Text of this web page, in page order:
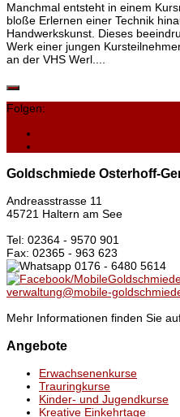
Manchmal entsteht in einem
bloße Erlernen einer Technik
Handwerkskunst. Dieses
Werk einer jungen
an der VHS Werl....
Folgen:
Goldschmiede Osterhoff-
Andreasstrasse 11
45721 Haltern am See
Tel: 02364 - 9570 901
Fax: 02365 - 963 623
0176 - 6480 5614
/
verwaltung@mobile-
Mehr Informationen finden Sie
Angebote
Erwachsenenkurse
Trauringkurse
Kinder- und Jugendkurse
Kreative Einkehrtage